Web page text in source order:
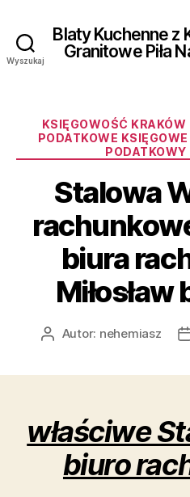
Wyszukaj
Blaty Kuchenne z
Granitowe Piła
KSIĘGOWOŚĆ
PODATKOWE
PODATKOWY
Stalowa
biura
AutorAutor: nehemiasz
właściwe
biuro